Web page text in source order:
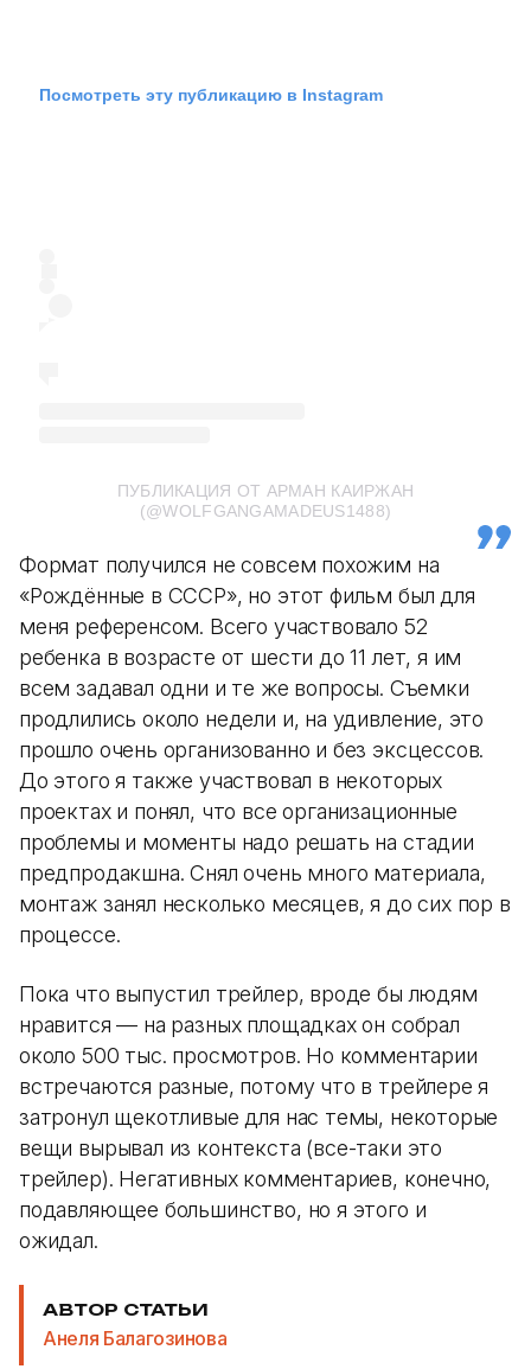
Посмотреть эту публикацию в Instagram
ПУБЛИКАЦИЯ ОТ АРМАН КАИРЖАН
(@WOLFGANGAMADEUS1488)
Формат получился не совсем похожим на
«Рождённые в СССР», но этот фильм был для
меня референсом. Всего участвовало 52
ребенка в возрасте от шести до 11 лет, я им
всем задавал одни и те же вопросы. Съемки
продлились около недели и, на удивление, это
прошло очень организованно и без эксцессов.
До этого я также участвовал в некоторых
проектах и понял, что все организационные
проблемы и моменты надо решать на стадии
предпродакшна. Снял очень много материала,
монтаж занял несколько месяцев, я до сих пор в
процессе.
Пока что выпустил трейлер, вроде бы людям
нравится — на разных площадках он собрал
около 500 тыс. просмотров. Но комментарии
встречаются разные, потому что в трейлере я
затронул щекотливые для нас темы, некоторые
вещи вырывал из контекста (все-таки это
трейлер). Негативных комментариев, конечно,
подавляющее большинство, но я этого и
ожидал.
АВТОР СТАТЬИ
Анеля Балагозинова